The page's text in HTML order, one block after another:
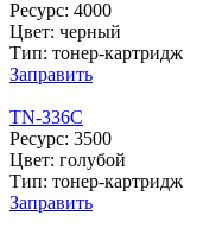
Ресурс: 4000
Цвет: черный
Тип: тонер-картридж
Заправить
TN-336C
Ресурс: 3500
Цвет: голубой
Тип: тонер-картридж
Заправить